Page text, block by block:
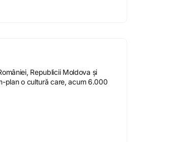
Republicii Moldova și
plan o cultură care, acum 6.000